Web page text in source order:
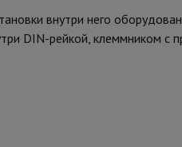
внутри него
DIN-рейкой, клеммником